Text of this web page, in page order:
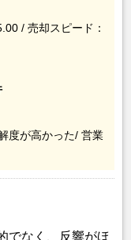
/ 売却スピード：
度が高かった/ 営業
でなく、反響がほ